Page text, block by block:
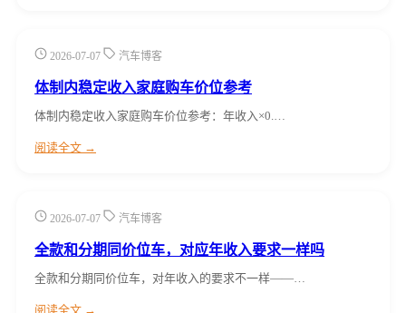
2026-07-07 汽车博客
体制内稳定收入家庭购车价位参考
体制内稳定收入家庭购车价位参考：年收入×0.…
阅读全文 →
2026-07-07 汽车博客
全款和分期同价位车，对应年收入要求一样吗
全款和分期同价位车，对年收入的要求不一样——…
阅读全文 →